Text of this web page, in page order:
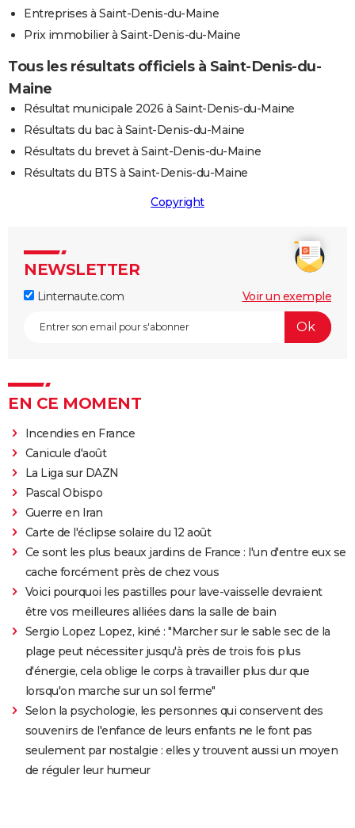
Entreprises à Saint-Denis-du-Maine
Prix immobilier à Saint-Denis-du-Maine
Tous les résultats officiels à Saint-Denis-du-
Maine
Résultat municipale 2026 à Saint-Denis-du-Maine
Résultats du bac à Saint-Denis-du-Maine
Résultats du brevet à Saint-Denis-du-Maine
Résultats du BTS à Saint-Denis-du-Maine
Copyright
NEWSLETTER
Linternaute.com Voir un exemple
EN CE MOMENT
Incendies en France
Canicule d'août
La Liga sur DAZN
Pascal Obispo
Guerre en Iran
Carte de l'éclipse solaire du 12 août
Ce sont les plus beaux jardins de France : l'un d'entre eux se
cache forcément près de chez vous
Voici pourquoi les pastilles pour lave-vaisselle devraient
être vos meilleures alliées dans la salle de bain
Sergio Lopez Lopez, kiné : "Marcher sur le sable sec de la
plage peut nécessiter jusqu'à près de trois fois plus
d'énergie, cela oblige le corps à travailler plus dur que
lorsqu'on marche sur un sol ferme"
Selon la psychologie, les personnes qui conservent des
souvenirs de l'enfance de leurs enfants ne le font pas
seulement par nostalgie : elles y trouvent aussi un moyen
de réguler leur humeur